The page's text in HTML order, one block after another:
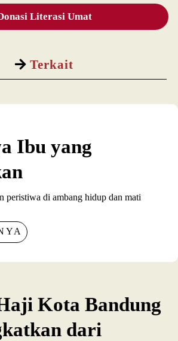
Terkait
Literasi Umat
Ibu yang
peristiwa di ambang hidup dan mati
Kota Bandung
dari